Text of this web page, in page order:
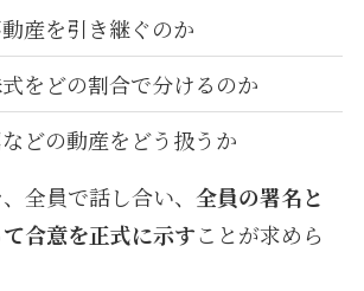
産を引き継ぐのか
をどの割合で分けるのか
どの動産をどう扱うか
全員で話し合い、 全員の署名と
合意を正式に示すことが求めら